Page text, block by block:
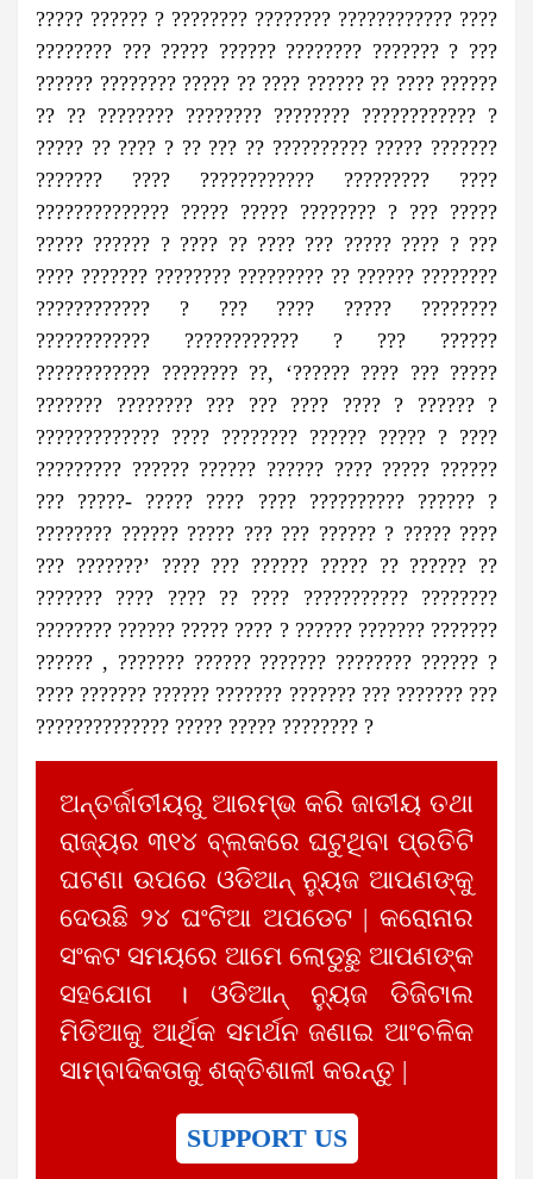
????? ?????? ? ???????? ???????? ???????????? ????
???????? ??? ????? ?????? ???????? ??????? ? ???
?????? ???????? ????? ?? ???? ?????? ?? ???? ??????
?? ?? ???????? ???????? ???????? ???????????? ?
????? ?? ???? ? ?? ??? ?? ?????????? ????? ???????
??????? ???? ???????????? ????????? ????
?????????????? ????? ????? ???????? ? ??? ?????
????? ?????? ? ???? ?? ???? ??? ????? ???? ? ???
???? ??????? ???????? ????????? ?? ?????? ????????
???????????? ? ??? ???? ????? ????????
???????????? ???????????? ? ??? ??????
???????????? ???????? ??, ‘?????? ???? ??? ?????
??????? ???????? ??? ??? ???? ???? ? ?????? ?
????????????? ???? ???????? ?????? ????? ? ????
????????? ?????? ?????? ?????? ???? ????? ??????
??? ?????- ????? ???? ???? ?????????? ?????? ?
???????? ?????? ????? ??? ??? ?????? ? ????? ????
??? ???????’ ???? ??? ?????? ????? ?? ?????? ??
??????? ???? ???? ?? ???? ??????????? ????????
???????? ?????? ????? ???? ? ?????? ??????? ???????
?????? , ??????? ?????? ??????? ???????? ?????? ?
???? ??????? ?????? ??????? ??????? ??? ??????? ???
?????????????? ????? ????? ???????? ?
ଅନ୍ତର୍ଜାତୀୟରୁ ଆରମ୍ଭ କରି ଜାତୀୟ ତଥା
ରାଜ୍ୟର ୩୧୪ ବ୍ଲକରେ ଘଟୁଥିବା ପ୍ରତିଟି
ଘଟଣା ଉପରେ ଓଡିଆନ୍ ନ୍ୟୁଜ ଆପଣଙ୍କୁ
ଦେଉଛି ୨୪ ଘଂଟିଆ ଅପଡେଟ | କରୋନାର
ସଂକଟ ସମୟରେ ଆମେ ଲୋଡୁଛୁ ଆପଣଙ୍କ
ସହଯୋଗ । ଓଡିଆନ୍ ନ୍ୟୁଜ ଡିଜିଟାଲ
ମିଡିଆକୁ ଆର୍ଥିକ ସମର୍ଥନ ଜଣାଇ ଆଂଚଳିକ
ସାମ୍ବାଦିକତାକୁ ଶକ୍ତିଶାଳୀ କରନ୍ତୁ |
SUPPORT US